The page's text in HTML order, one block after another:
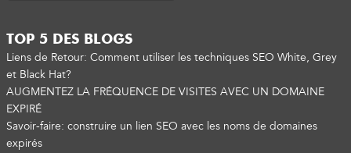
TOP 5 DES BLOGS
Liens de Retour: Comment utiliser les techniques SEO White, Grey
et Black Hat?
AUGMENTEZ LA FRÉQUENCE DE VISITES AVEC UN DOMAINE
EXPIRÉ
Savoir-faire: construire un lien SEO avec les noms de domaines
expirés